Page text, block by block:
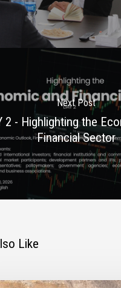
Next Post
2 - Highlighting the
Financial Sector
Like